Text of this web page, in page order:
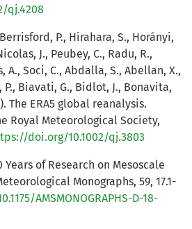
qj.4208
P., Hirahara, S., Horányi,
J., Peubey, C., Radu, R.,
A., Soci, C., Abdalla, S., Abellan, X.,
Biavati, G., Bidlot, J., Bonavita,
The ERA5 global reanalysis.
Royal Meteorological Society,
doi.org/10.1002/qj.3803
Years of Research on Mesoscale
Monographs, 59, 17.1-
AMSMONOGRAPHS-D-18-